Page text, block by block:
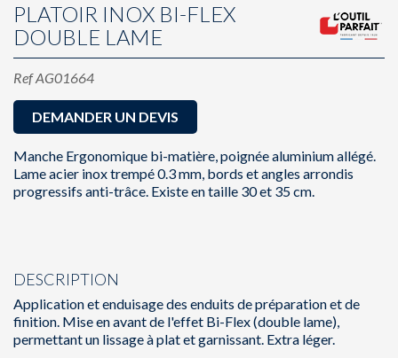
PLATOIR INOX BI-FLEX
DOUBLE LAME
RefAG01664
DEMANDER UN DEVIS
Manche Ergonomique bi-matière, poignée aluminium allégé.
Lame acier inox trempé 0.3 mm, bords et angles arrondis
progressifs anti-trâce. Existe en taille 30 et 35 cm.
DESCRIPTION
Application et enduisage des enduits de préparation et de
finition. Mise en avant de l'effet Bi-Flex (double lame),
permettant un lissage à plat et garnissant. Extra léger.